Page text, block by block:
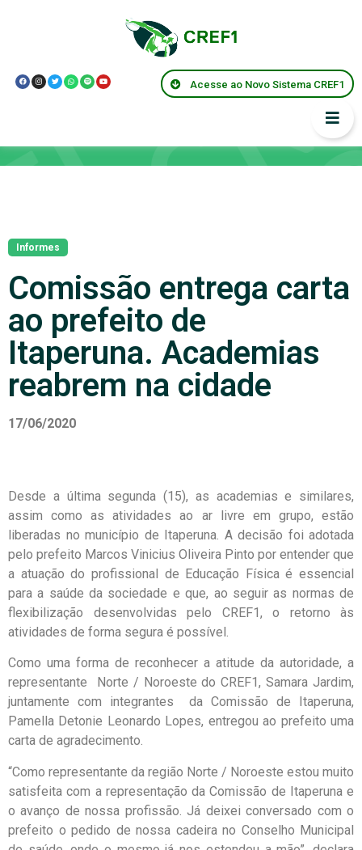
Acesse ao Novo Sistema CREF1
Informes
Comissão entrega carta
ao prefeito de
Itaperuna. Academias
reabrem na cidade
17/06/2020
Desde a última segunda (15), as academias e similares,
assim como as atividades ao ar livre em grupo, estão
liberadas no município de Itaperuna. A decisão foi adotada
pelo prefeito Marcos Vinicius Oliveira Pinto por entender que
a atuação do profissional de Educação Física é essencial
para a saúde da sociedade e que, ao seguir as normas de
flexibilização desenvolvidas pelo CREF1, o retorno às
atividades de forma segura é possível.
Como uma forma de reconhecer a atitude da autoridade, a
representante Norte / Noroeste do CREF1, Samara Jardim,
juntamente com integrantes da Comissão de Itaperuna,
Pamella Detonie Leonardo Lopes, entregou ao prefeito uma
carta de agradecimento.
“Como representante da região Norte / Noroeste estou muito
satisfeita com a representação da Comissão de Itaperuna e
o avanço de nossa profissão. Já deixei conversado com o
prefeito o pedido de nossa cadeira no Conselho Municipal